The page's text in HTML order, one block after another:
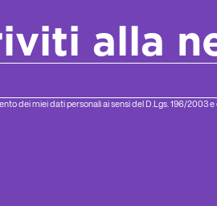
alla
dei miei dati personali ai sensi del D.Lgs. 196/2003